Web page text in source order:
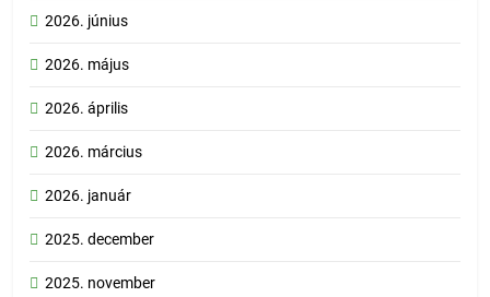
2026. június
2026. május
2026. április
2026. március
2026. január
2025. december
2025. november